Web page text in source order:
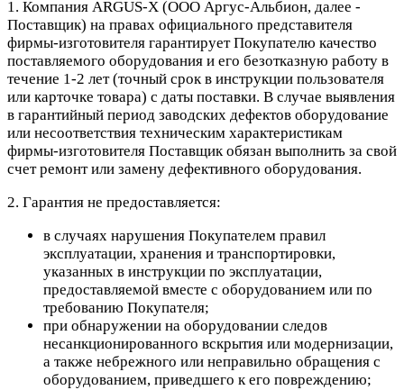
1. Компания ARGUS-X (ООО Аргус-Альбион, далее -
Поставщик) на правах официального представителя
фирмы-изготовителя гарантирует Покупателю качество
поставляемого оборудования и его безотказную работу в
течение 1-2 лет (точный срок в инструкции пользователя
или карточке товара) с даты поставки. В случае выявления
в гарантийный период заводских дефектов оборудование
или несоответствия техническим характеристикам
фирмы-изготовителя Поставщик обязан выполнить за свой
счет ремонт или замену дефективного оборудования.
2. Гарантия не предоставляется:
в случаях нарушения Покупателем правил
эксплуатации, хранения и транспортировки,
указанных в инструкции по эксплуатации,
предоставляемой вместе с оборудованием или по
требованию Покупателя;
при обнаружении на оборудовании следов
несанкционированного вскрытия или модернизации,
а также небрежного или неправильно обращения с
оборудованием, приведшего к его повреждению;